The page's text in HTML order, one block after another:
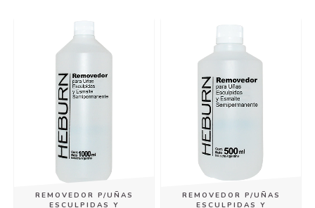
REMOVEDOR P/UÑAS
ESCULPIDAS Y
REMOVEDOR P/UÑAS
ESCULPIDAS Y